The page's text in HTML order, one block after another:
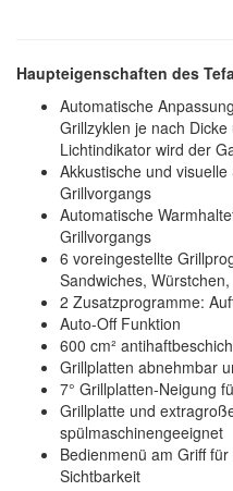
Haupteigenschaften des
Automatische
Grillzyklen je nach
Lichtindikator wird der
Akkustische und
Grillvorgangs
Automatische
Grillvorgangs
6 voreingestellte
Sandwiches,
2 Zusatzprogramme:
Auto-Off Funktion
600 cm²
Grillplatten abnehmbar
7° Grillplatten-Neigung
Grillplatte und
spülmaschinengeeignet
Bedienmenü am Griff
Sichtbarkeit